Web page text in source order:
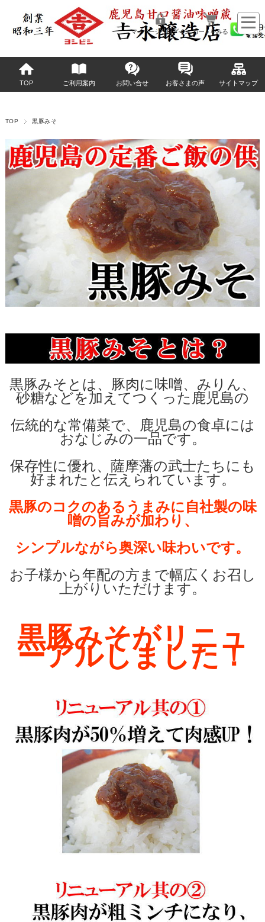
マイページへログイン カートをみる
TOP ご利用案内 お問い合せ お客さまの声 サイトマップ
TOP 黒豚みそ
黒豚みそとは、豚肉に味噌、みりん、
砂糖などを加えてつくった鹿児島の
伝統的な常備菜で、鹿児島の食卓には
おなじみの一品です。
保存性に優れ、薩摩藩の武士たちにも
好まれたと伝えられています。
黒豚のコクのあるうまみに自社製の味
噌の旨みが加わり、
シンプルながら奥深い味わいです。
お子様から年配の方まで幅広くお召し
上がりいただけます。
黒豚みそがリニュ
ーアルしました！